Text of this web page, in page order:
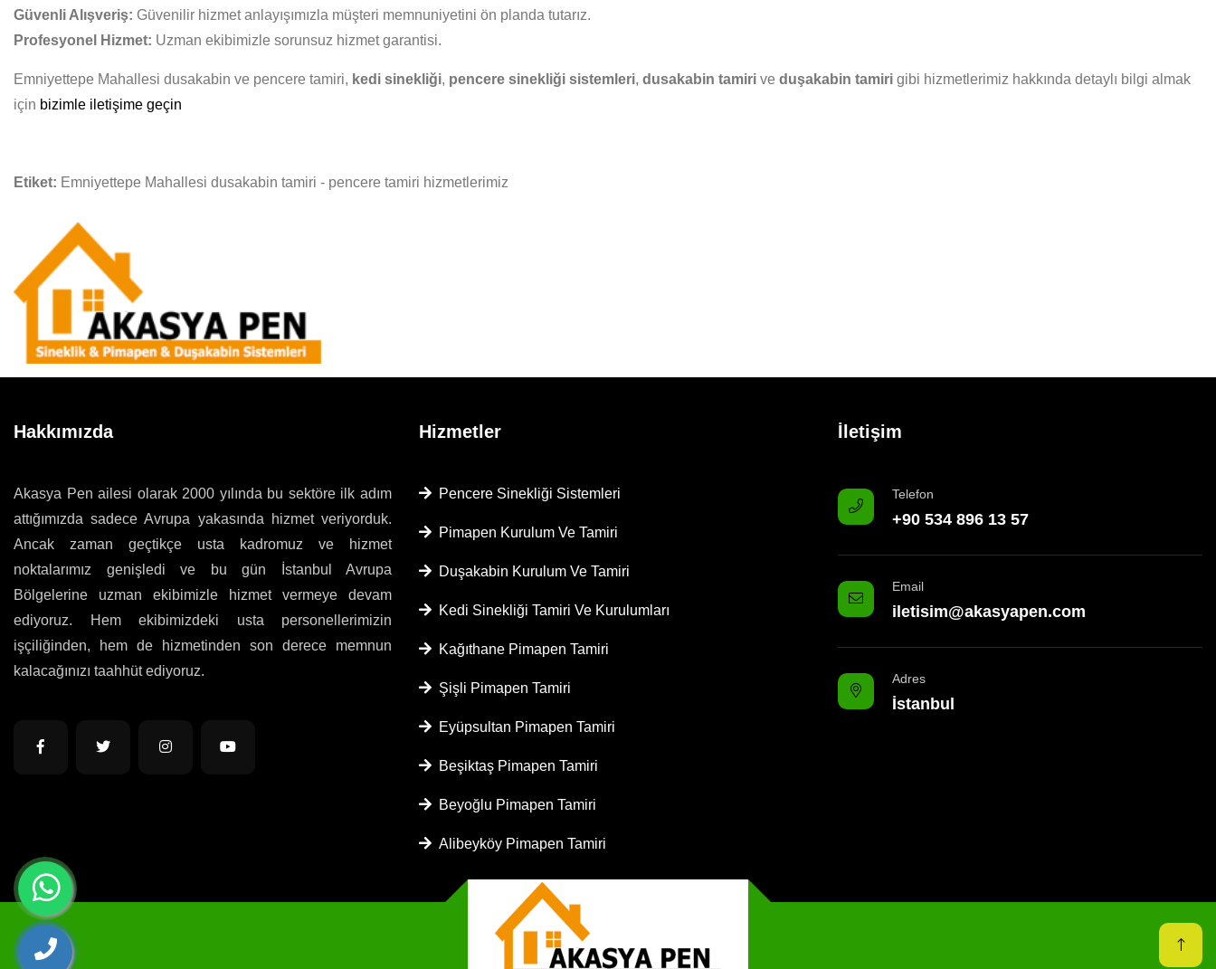
Güvenli Alışveriş: Güvenilir hizmet anlayışımızla müşteri memnuniyetini ön planda tutarız.
Profesyonel Hizmet: Uzman ekibimizle sorunsuz hizmet garantisi.
Emniyettepe Mahallesi dusakabin ve pencere tamiri, kedi sinekliği, pencere sinekliği sistemleri, dusakabin tamiri ve duşakabin tamiri gibi hizmetlerimiz hakkında detaylı bilgi almak
için bizimle iletişime geçin
Etiket: Emniyettepe Mahallesi dusakabin tamiri - pencere tamiri hizmetlerimiz
Hakkımızda
Akasya Pen ailesi olarak 2000 yılında bu sektöre ilk adım
attığımızda sadece Avrupa yakasında hizmet veriyorduk.
Ancak zaman geçtikçe usta kadromuz ve hizmet
noktalarımız genişledi ve bu gün İstanbul Avrupa
Bölgelerine uzman ekibimizle hizmet vermeye devam
ediyoruz. Hem ekibimizdeki usta personellerimizin
işçiliğinden, hem de hizmetinden son derece memnun
kalacağınızı taahhüt ediyoruz.
Hizmetler
Pencere Sinekliği Sistemleri
Pimapen Kurulum Ve Tamiri
Duşakabin Kurulum Ve Tamiri
Kedi Sinekliği Tamiri Ve Kurulumları
Kağıthane Pimapen Tamiri
Şişli Pimapen Tamiri
Eyüpsultan Pimapen Tamiri
Beşiktaş Pimapen Tamiri
Beyoğlu Pimapen Tamiri
Alibeyköy Pimapen Tamiri
İletişim
Telefon
+90 534 896 13 57
Email
iletisim@akasyapen.com
Adres
İstanbul